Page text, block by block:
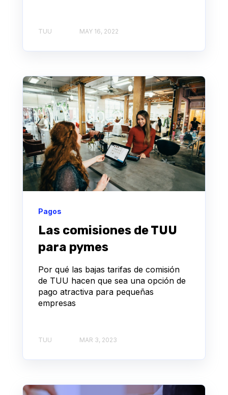
TUU MAY 16, 2022
Pagos
Las comisiones de TUU
para pymes
Por qué las bajas tarifas de comisión
de TUU hacen que sea una opción de
pago atractiva para pequeñas
empresas
TUU MAR 3, 2023